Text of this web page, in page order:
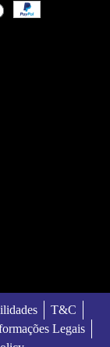
T&C
Legais